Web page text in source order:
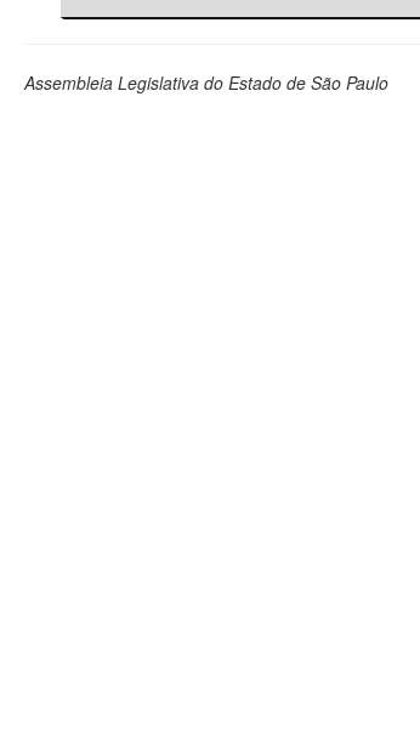
Assembleia Legislativa do Estado de São Paulo